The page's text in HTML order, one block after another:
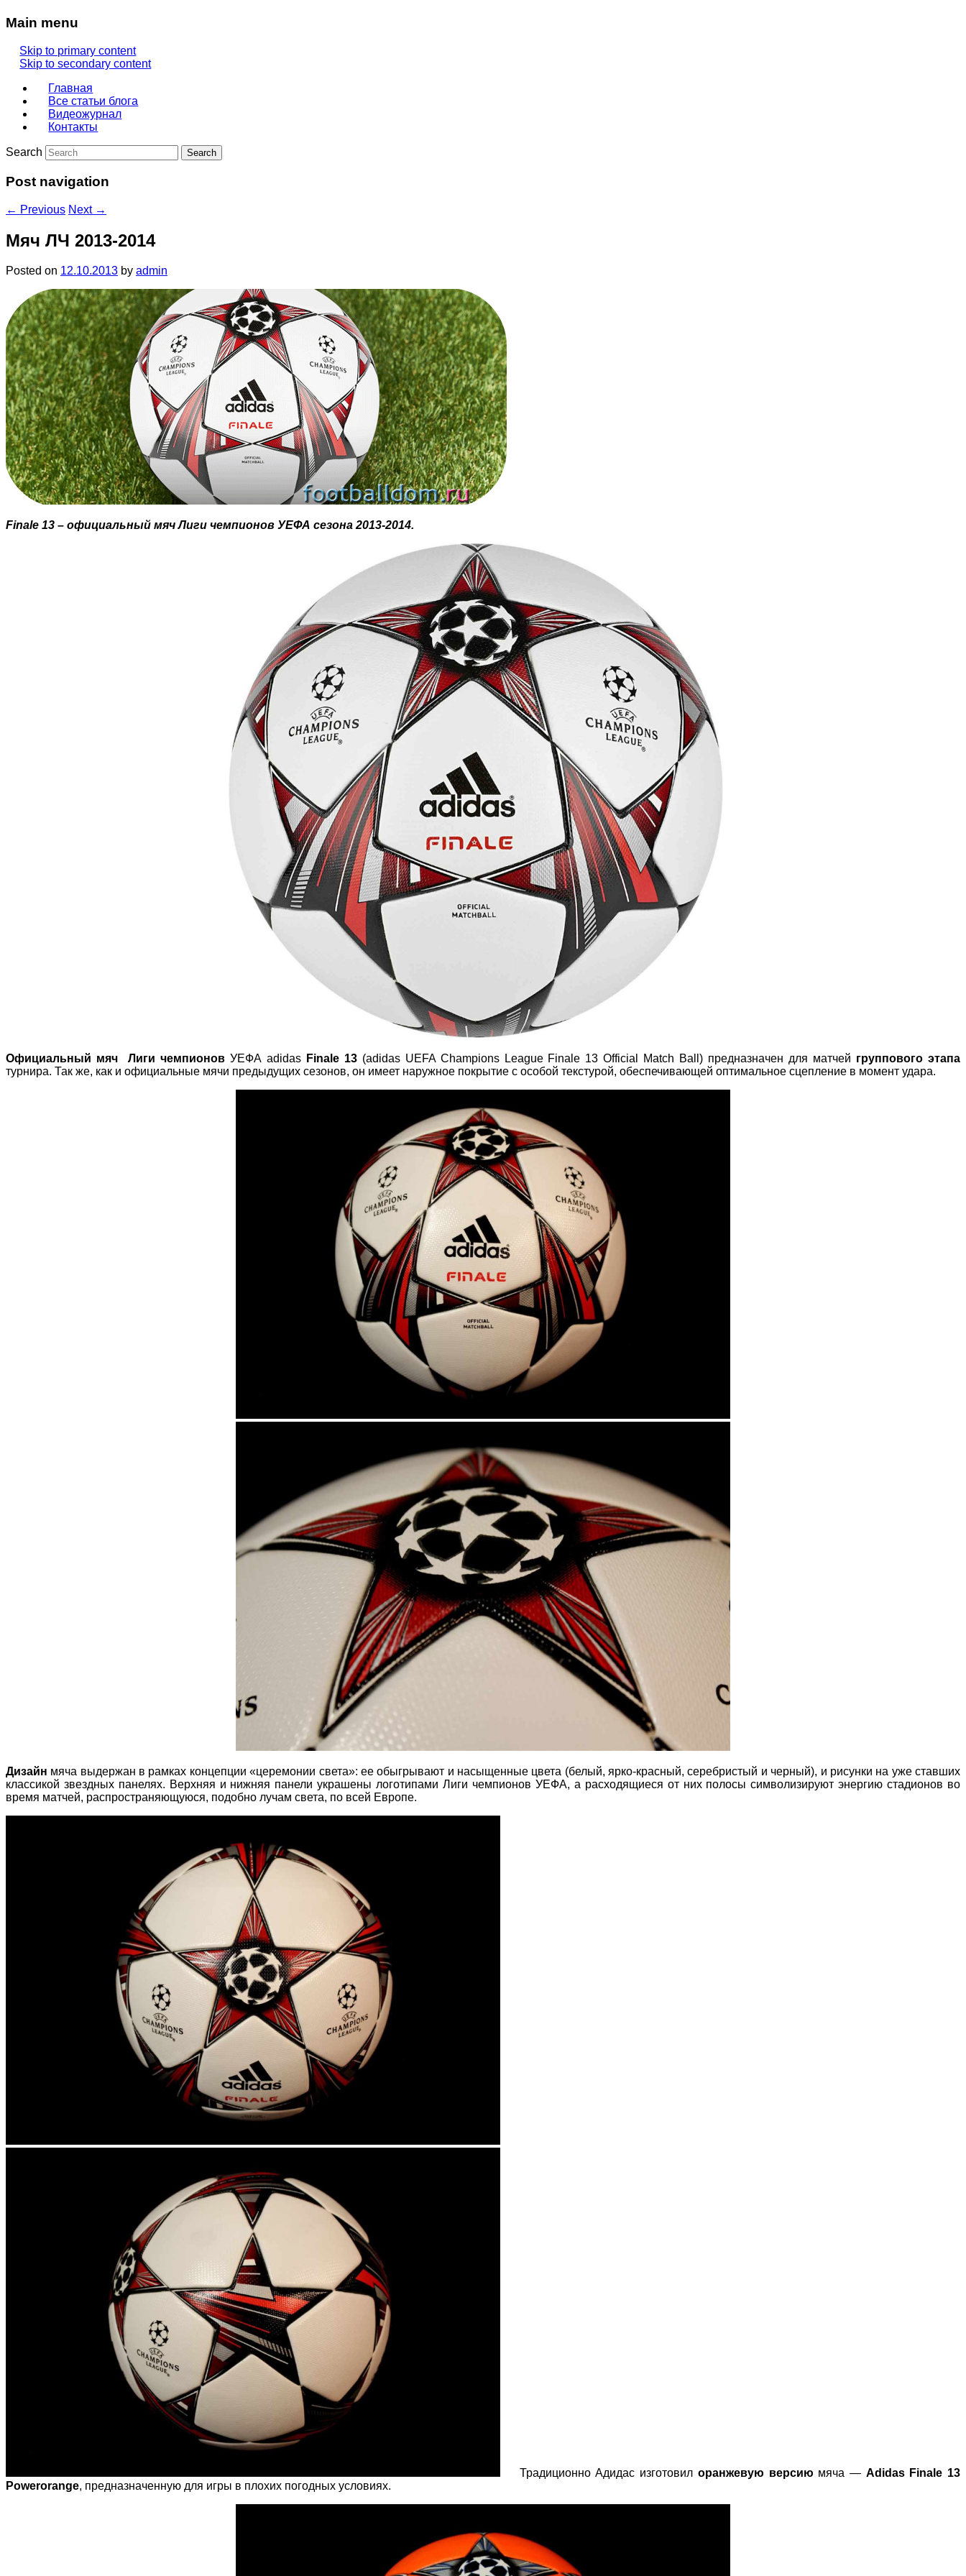
Main menu
Skip to primary content
Skip to secondary content
Главная
Все статьи блога
Видеожурнал
Контакты
Search
Post navigation
← Previous Next →
Мяч ЛЧ 2013-2014
Posted on 12.10.2013 by admin
Finale 13 – официальный мяч Лиги чемпионов УЕФА сезона 2013-2014.
Официальный мяч Лиги чемпионовУЕФА adidas Finale 13(adidas UEFA Champions League Finale 13 Official Match Ball) предназначен для матчей группового этапа
турнира. Так же, как и официальные мячи предыдущих сезонов, он имеет наружное покрытие с особой текстурой, обеспечивающей оптимальное сцепление в момент удара.
Дизайн мяча выдержан в рамках концепции «церемонии света»: ее обыгрывают и насыщенные цвета (белый, ярко-красный, серебристый и черный), и рисунки на уже ставших
классикой звездных панелях. Верхняя и нижняя панели украшены логотипами Лиги чемпионов УЕФА, а расходящиеся от них полосы символизируют энергию стадионов во
время матчей, распространяющуюся, подобно лучам света, по всей Европе.
Традиционно Адидас изготовил оранжевую версию мяча — Adidas Finale 13
Powerorange, предназначенную для игры в плохих погодных условиях.